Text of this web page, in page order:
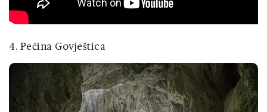
4. Pećina Govještica